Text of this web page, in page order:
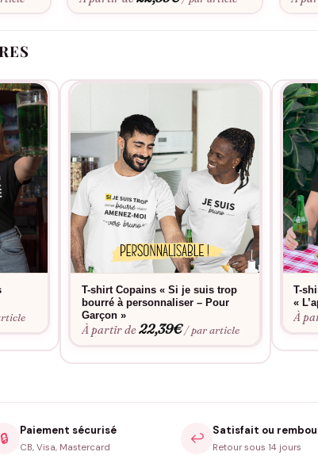
T-shirt Copains « Si je suis trop
bourré à personnaliser – Pour
Garçon »
À partir de22,39€ / par article
T-
«
À
🔒 Paiement sécurisé
CB, Visa, Mastercard
↩️ Satisfait ou
Retour sous 14 jours